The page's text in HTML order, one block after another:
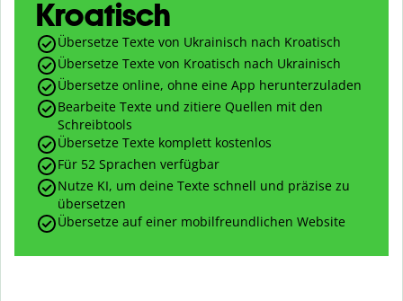
Kroatisch
Übersetze Texte von Ukrainisch nach Kroatisch
Übersetze Texte von Kroatisch nach Ukrainisch
Übersetze online, ohne eine App herunterzuladen
Bearbeite Texte und zitiere Quellen mit den
Schreibtools
Übersetze Texte komplett kostenlos
Für 52 Sprachen verfügbar
Nutze KI, um deine Texte schnell und präzise zu
übersetzen
Übersetze auf einer mobilfreundlichen Website